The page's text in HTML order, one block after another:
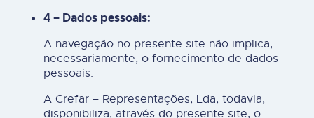
4 – Dados pessoais:
A navegação no presente site não implica,
necessariamente, o fornecimento de dados
pessoais.
A Crefar – Representações, Lda, todavia,
disponibiliza, através do presente site, o